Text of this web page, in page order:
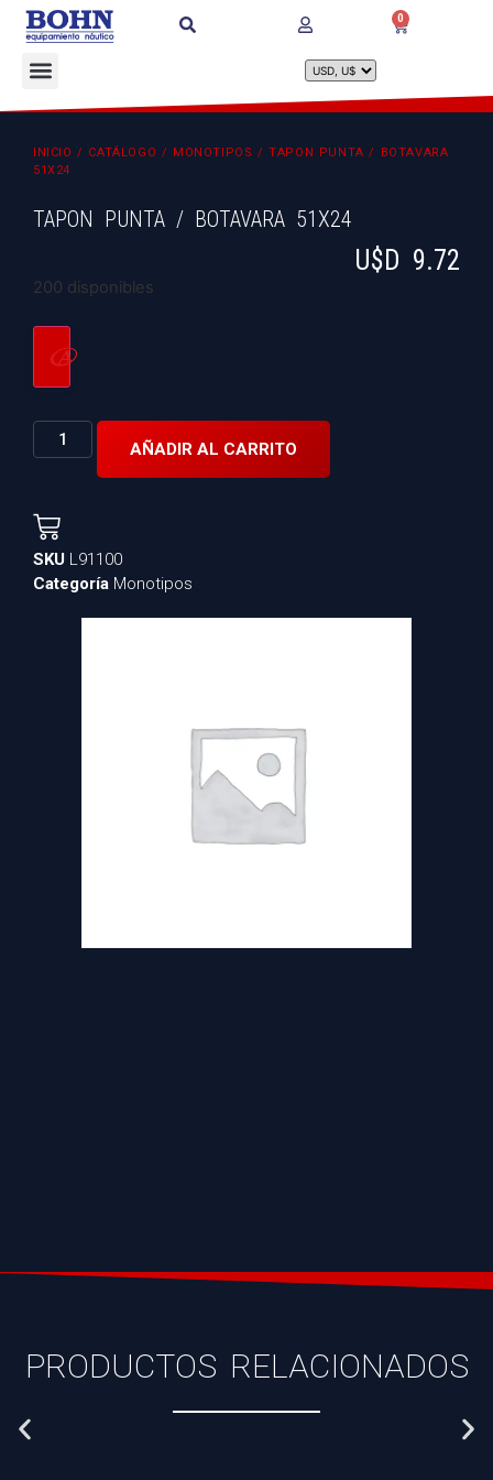
0
INICIO / CATÁLOGO / MONOTIPOS / TAPON PUNTA / BOTAVARA
51X24
TAPON PUNTA / BOTAVARA 51X24
U$D 9.72
200 disponibles
AÑADIR AL CARRITO
SKU L91100
Categoría Monotipos
PRODUCTOS RELACIONADOS